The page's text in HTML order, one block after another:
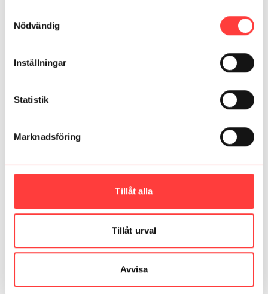
Nödvändig
Inställningar
Statistik
Marknadsföring
Tillåt alla
Tillåt urval
Avvisa
LIVE 28/1-25. Fyra små grisiga cirklar
23:29
LIVE 25/6-25. En lång smooth cirkel